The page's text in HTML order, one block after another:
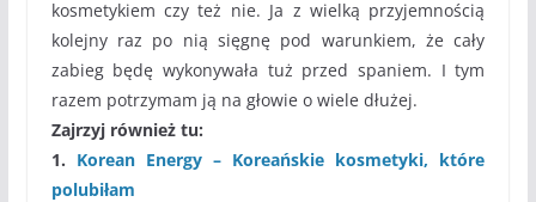
kosmetykiem czy też nie. Ja z wielką przyjemnością
kolejny raz po nią sięgnę pod warunkiem, że cały
zabieg będę wykonywała tuż przed spaniem. I tym
razem potrzymam ją na głowie o wiele dłużej.
Zajrzyj również tu:
1. Korean Energy – Koreańskie kosmetyki, które
polubiłam